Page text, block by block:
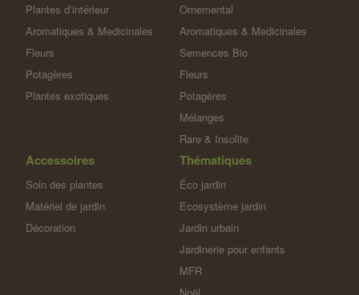
Plantes d’intérieur
Aromatiques & Medicinales
Fleurs
Potagères
Plantes exotiques
Ornemental
Aromatiques & Medicinales
Semences Bio
Fleurs
Potagères
Mélanges
Rare & Insolite
Accessoires
Soin des plantes
Matériel de jardin
Décoration
Thématiques
Éco jardin
Ecosystème jardin
Jardin urbain
Jardinerie pour enfants
MFR